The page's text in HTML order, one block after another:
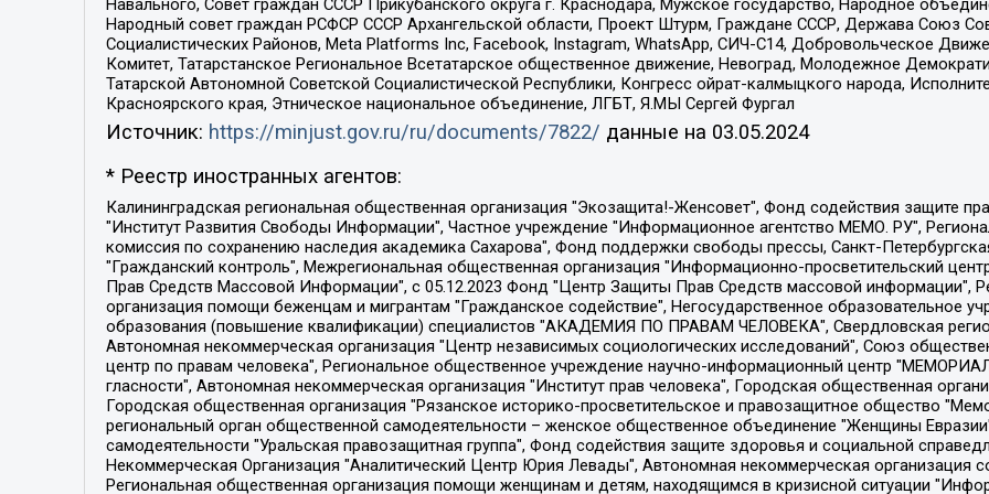
Навального, Совет граждан СССР Прикубанского округа г. Краснодара, Мужское государство, Народное
Народный совет граждан РСФСР СССР Архангельской области, Проект Штурм, Граждане СССР, Держава Союз
Социалистических Районов, Meta Platforms Inc, Facebook, Instagram, WhatsApp, СИЧ-С14, Добровольческое
Комитет, Татарстанское Региональное Всетатарское общественное движение, Невоград, Молодежное
Татарской Автономной Советской Социалистической Республики, Конгресс ойрат-калмыцкого народа,
Красноярского края, Этническое национальное объединение, ЛГБТ, Я.МЫ Сергей Фургал
Источник: https://minjust.gov.ru/ru/documents/7822/ данные на 03.05.2024
* Реестр иностранных агентов:
Калининградская региональная общественная организация "Экозащита!-Женсовет", Фонд содействия защите прав и свобод граждан "Общественный вердикт", Фонд "Институт Развития Свободы Информации", Частное учреждение "Информационное агентство МЕМО. РУ", Региональная общественная организация "Общественная комиссия по сохранению наследия академика Сахарова", Фонд поддержки свободы прессы, Санкт-Петербургская общественная правозащитная организация "Гражданский контроль", Межрегиональная общественная организация "Информационно-просветительский центр "Мемориал", Региональный Фонд "Центр Защиты Прав Средств Массовой Информации", с 05.12.2023 Фонд "Центр Защиты Прав Средств массовой информации", Региональная общественная благотворительная организация помощи беженцам и мигрантам "Гражданское содействие", Негосударственное образовательное учреждение дополнительного профессионального образования (повышение квалификации) специалистов "АКАДЕМИЯ ПО ПРАВАМ ЧЕЛОВЕКА", Свердловская региональная общественная организация "Сутяжник", Автономная некоммерческая организация "Центр независимых социологических исследований", Союз общественных объединений "Российский исследовательский центр по правам человека", Региональное общественное учреждение научно-информационный центр "МЕМОРИАЛ", Некоммерческая организация "Фонд защиты гласности", Автономная некоммерческая организация "Институт прав человека", Городская общественная организация "Екатеринбургское общество "МЕМОРИАЛ", Городская общественная организация "Рязанское историко-просветительское и правозащитное общество "Мемориал" (Рязанский Мемориал), Челябинский региональный орган общественной самодеятельности – женское общественное объединение "Женщины Евразии", Челябинский региональный орган общественной самодеятельности "Уральская правозащитная группа", Фонд содействия защите здоровья и социальной справедливости имени Андрея Рылькова, Автономная Некоммерческая Организация "Аналитический Центр Юрия Левады", Автономная некоммерческая организация социальной поддержки населения "Проект Апрель", Региональная общественная организация помощи женщинам и детям, находящимся в кризисной ситуации "Информационно-методический центр "Анна", Фонд содействия развитию массовых коммуникаций и правовому просвещению "Так-так-Так", Фонд содействия устойчивому развитию "Серебряная тайга", Свердловский региональный общественный фонд социальных проектов "Новое время", "Idel.Реалии", Кавказ.Реалии, Крым.Реалии, Телеканал Настоящее Время, Татаро-башкирская служба Радио Свобода (Azatliq Radiosi), Радио Свободная Европа/Радио Свобода (PCE/PC), "Сибирь.Реалии", "Фактограф", Благотворительный фонд помощи осужденным и их семьям, Автономная некоммерческая организация "Институт глобализации и социальных движений", Фонд "В защиту прав заключенных", Частное учреждение "Центр поддержки и содействия развитию средств массовой информации", Пензенский региональный общественный благотворительный фонд "Гражданский союз", "Север.Реалии", Некоммерческая организация Фонд "Правовая инициатива", Общество с ограниченной ответственностью "Радио Свободная Европа/Радио Свобода", Чешское информационное агентство "MEDIUM-ORIENT", Красноярская региональная общественная организация "Мы против СПИДа", Камалягин Денис Николаевич, Маркелов Сергей Евгеньевич, Пономарев Лев Александрович, Савицкая Людмила Алексеевна, Автономная некоммерческая организация "Центр по работе с проблемой насилия "НАСИЛИЮ.НЕТ", Межрегиональный профессиональный союз работников здравоохранения "Альянс врачей", Юридическое лицо, зарегистрированное в Латвийской Республике, SIA "Medusa Project" (регистрационный номер 40103797863, дата регистрации 10.06.2014), Некоммерческая организация "Фонд по борьбе с коррупцией", Автономная некоммерческая организация "Институт права и публичной политики", Баданин Роман Сергеевич, Гликин Максим Александрович, Железнова Мария Михайловна, Лукьянова Юлия Сергеевна, Маетная Елизавета Витальевна, Маняхин Петр Борисович, Чуракова Ольга Владимировна, Ярош Юлия Петровна, Юридическое лицо "The Insider SIA", зарегистрированное в Риге, Латвийская Республика (дата регистрации 26.06.2015), являющееся администратором доменного имени интернет-издания "The Insider SIA", https://theins.ru, Постернак Алексей Евгеньевич, Рубин Михаил Аркадьевич, Анин Роман Александрович, Юридическое лицо Istories fonds, зарегистрированное в Латвийской Республике (регистрационный номер 50008295751, дата регистрации 24.02.2020), Великовский Дмитрий Александрович, Долинина Ирина Николаевна, Мароховская Алеся Алексеевна, Шлейнов Роман Юрьевич, Шмагун Олеся Валентиновна, Общество с ограниченной ответственностью "Альтаир 2021", Общество с ограниченной ответственностью "Вега 2021", Общество с ограниченной ответственностью "Главный редактор 2021", Общество с ограниченной ответственностью "Ромашки монолит", Важенков Артем Валерьевич, Ивановская областная общественная организация "Центр гендерных исследований", Гурман Юрий Альбертович, Медиапроект "ОВД-Инфо", Егоров Владимир Владимирович, Жилинский Владимир Александрович, Общество с ограниченной ответственностью "ЗП", Иванова София Юрьевна, Карезина Инна Павловна, Кильтау Екатерина Викторовна, Петров Алексей Викторович, Пискунов Сергей Евгеньевич, Смирнов Сергей Сергеевич, Тихонов Михаил Сергеевич, Общество с ограниченной ответственностью "ЖУРНАЛИСТ-ИНОСТРАННЫЙ АГЕНТ", Арапова Галина Юрьевна, Вольтская Татьяна Анатольевна, Американская компания "Mason G.E.S. Anonymous Foundation" (США), являющаяся владельцем интернет-издания https://mnews.world/, Компания "Stichting Bellingcat", зарегистрированная в Нидерландах (дата регистрации 11.07.2018), Захаров Андрей Вячеславович, Клепиковская Екатерина Дмитриевна, Общество с ограниченной ответственностью "МЕМО", Перл Роман Александрович, Симонов Евгений Алексеевич, Соловьева Елена Анатольевна, Сотников Даниил Владимирович, Сурначева Елизавета Дмитриевна, Автономная некоммерческая организация по защите прав человека и информированию населения "Якутия – Наше Мнение", Общество с ограниченной ответственностью "Москоу диджитал медиа", с 26.01.2023 Общество с ограниченной ответственностью "Чайка Белые сады", Ветошкина Валерия Валерьевна, Заговора Максим Александрович, Межрегиональное общественное движение "Российская ЛГБТ - сеть", Оленичев Максим Владимирович, Павлов Иван Юрьевич, Скворцова Елена Сергеевна, Общество с ограниченной ответственностью "Как бы инагент", Кочетков Игорь Викторович, Общество с ограниченной ответственностью "Честные выборы", Еланчик Олег Александрович, Общество с ограниченной ответственностью "Нобелевский призыв", Гималова Регина Эмилевна, Григорьев Андрей Валерьевич, Григорьева Алина Александровна, Ассоциация по содействию защите прав призывников, альтернативнослужащих и военнослужащих "Правозащитная группа